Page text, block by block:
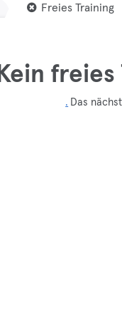
Freies Training
Kein
. Das